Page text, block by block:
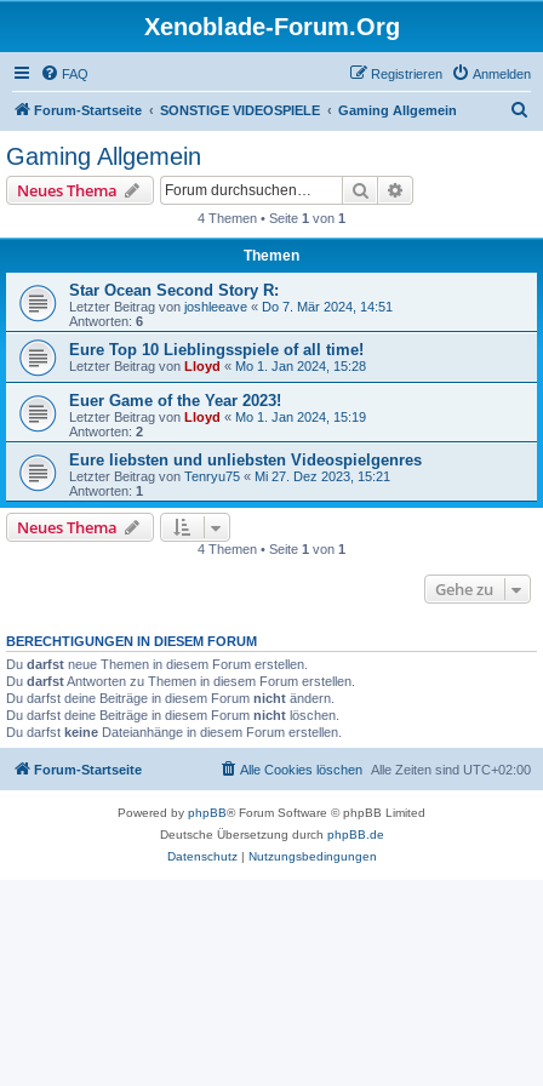
Xenoblade-Forum.Org
FAQ Anmelden
Registrieren
Forum-Startseite SONSTIGE VIDEOSPIELE Gaming Allgemein
Gaming Allgemein
Neues Thema Suche
4 Themen • Seite 1 von 1
Themen
Star Ocean Second Story R:
Letzter Beitrag von joshleeave « Do 7. Mär 2024, 14:51
Antworten: 6
Eure Top 10 Lieblingsspiele of all time!
Letzter Beitrag von Lloyd « Mo 1. Jan 2024, 15:28
Euer Game of the Year 2023!
Letzter Beitrag von Lloyd « Mo 1. Jan 2024, 15:19
Antworten: 2
Eure liebsten und unliebsten Videospielgenres
Letzter Beitrag von Tenryu75 « Mi 27. Dez 2023, 15:21
Antworten: 1
Neues Thema
4 Themen • Seite 1 von 1
Gehe zu
BERECHTIGUNGEN IN DIESEM FORUM
Du darfst neue Themen in diesem Forum erstellen.
Du darfstAntworten zu Themen in diesem Forum erstellen.
Du darfst deine Beiträge in diesem Forum nicht ändern.
Du darfst deine Beiträge in diesem Forum nicht löschen.
Du darfst keine Dateianhänge in diesem Forum erstellen.
Forum-Startseite Alle Zeiten sind UTC+02:00
Alle Cookies löschen
Powered by phpBB® Forum Software © phpBB Limited
Deutsche Übersetzung durch phpBB.de
Datenschutz| Nutzungsbedingungen